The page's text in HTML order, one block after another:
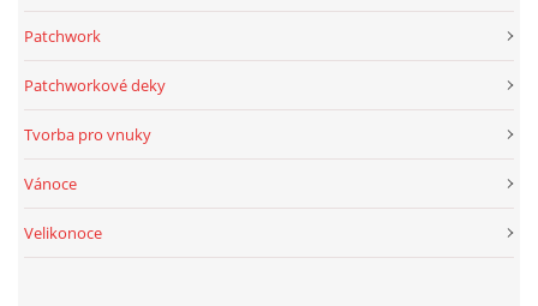
Patchwork
Patchworkové deky
Tvorba pro vnuky
Vánoce
Velikonoce